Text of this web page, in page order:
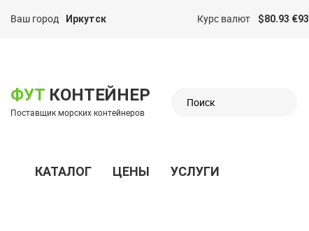
Ваш город Иркутск Курс валют $80.93
ФУТ КОНТЕЙНЕР
Поставщик морских контейнеров
КАТАЛОГ ЦЕНЫ УСЛУГИ